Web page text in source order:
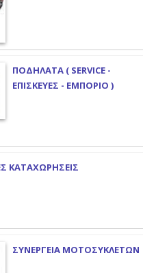
ΠΟΔΗΛΑΤΑ ( SERVICE -
ΕΠΙΣΚΕΥΕΣ - ΕΜΠΟΡΙΟ )
ΚΑΤΑΧΩΡΗΣΕΙΣ
ΣΥΝΕΡΓΕΙΑ ΜΟΤΟΣΥΚΛΕΤΩΝ